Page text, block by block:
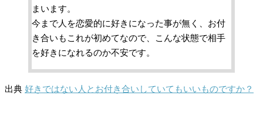
まいます。
今まで人を恋愛的に好きになった事が無く、お付
き合いもこれが初めてなので、こんな状態で相手
を好きになれるのか不安です。
出典 好きではない人とお付き合いしていてもいいものですか？